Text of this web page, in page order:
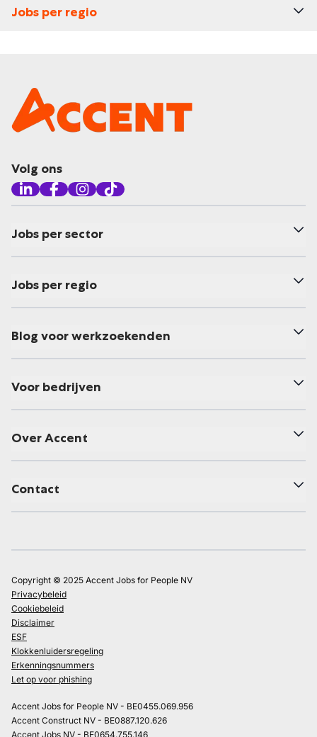
Jobs per regio
Volg ons
Jobs per sector
Jobs per regio
Blog voor werkzoekenden
Voor bedrijven
Over Accent
Contact
Copyright © 2025 Accent Jobs for People NV
Privacybeleid
Cookiebeleid
Disclaimer
ESF
Klokkenluidersregeling
Erkenningsnummers
Let op voor phishing
Accent Jobs for People NV - BE0455.069.956
Accent Construct NV - BE0887.120.626
Accent Jobs NV - BE0654.755.146